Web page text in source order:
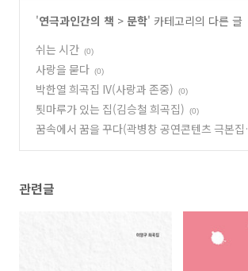
'연극과인간의 책 > 문학' 카테고리의 다른 글
쉬는 시간 (0)
사랑을 묻다 (0)
박한열 희곡집 IV(사랑과 존중) (0)
툇마루가 있는 집(김승철 희곡집) (0)
꿈속에서 꿈을 꾸다(곽병창 공연콘텐츠 극본집)
관련글